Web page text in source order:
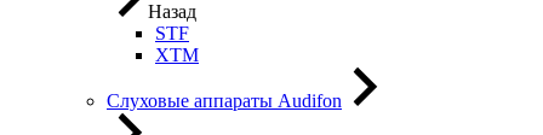
Назад
STF
XTM
Слуховые аппараты Audifon